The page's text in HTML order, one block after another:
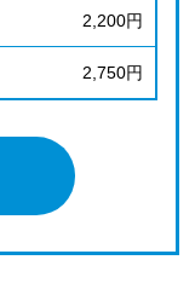
2,200円
2,750円